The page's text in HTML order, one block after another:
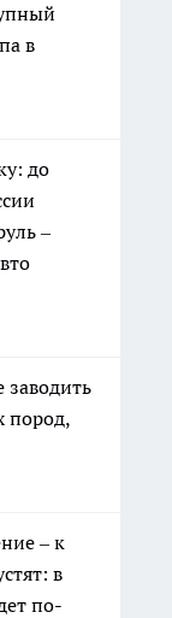
в
до
–
заводить
пород,
– к
в
по-